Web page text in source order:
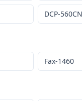
DCP-560CN
Fax-1460